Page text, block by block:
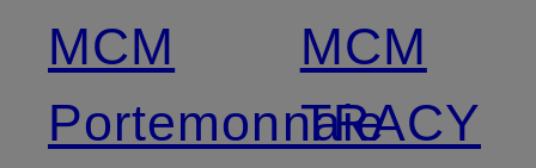
MCM
Portemonnaie
MCM
TRACY